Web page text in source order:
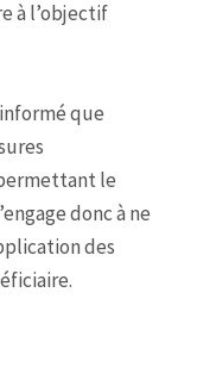
à l’objectif
que
le
donc à ne
des